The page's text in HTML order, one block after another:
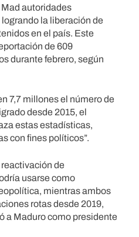
autoridades
la liberación de
en el país. Este
de 609
durante febrero, según
7,7 millones el número de
desde 2015, el
estas estadísticas,
con fines políticos”.
de
usarse como
mientras ambos
rotas desde 2019,
a Maduro como presidente